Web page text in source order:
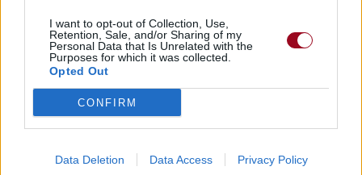
I want to opt-out of Collection, Use,
Retention, Sale, and/or Sharing of my
Personal Data that Is Unrelated with the
Purposes for which it was collected.
Opted Out
CONFIRM
Data Deletion Data Access Privacy Policy
Voir la vidéo de «Story Of My Life»
Concert/Live Chanson sans vidéo